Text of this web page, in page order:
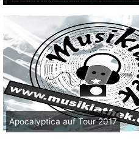
Apocalyptica auf Tour 2017